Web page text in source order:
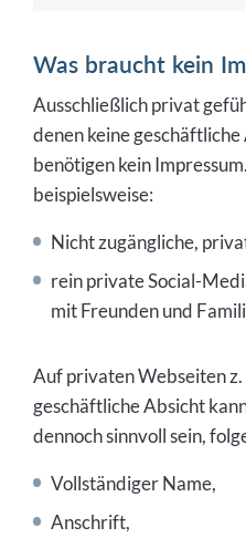
Was braucht kein
Ausschließlich privat
denen keine
benötigen kein
beispielsweise:
Nicht zugängliche,
rein private Social-
mit Freunden und
Auf privaten Webseiten z.
geschäftliche Absicht
dennoch sinnvoll sein,
Vollständiger Name,
Anschrift,